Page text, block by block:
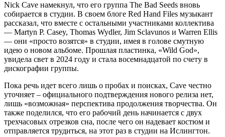
Nick Cave намекнул, что его группа The Bad Seeds вновь
собирается в студии. В своем блоге Red Hand Files музыкант
рассказал, что вместе с остальными участниками коллектива
— Martyn P. Casey, Thomas Wydler, Jim Sclavunos и Warren Ellis
— они «просто возятся» в студии, имея в голове смутную
идею о новом альбоме. Прошлая пластинка, «Wild God»,
увидела свет в 2024 году и стала восемнадцатой по счету в
дискографии группы.
Пока речь идет всего лишь о пробах и поисках, Cave честно
уточняет – официального подтверждения нового релиза нет,
лишь «возможная» перспектива продолжения творчества. Он
также поделился, что его рабочий день начинается с двух
трехчасовых отрезков сна, после чего он надевает костюм и
отправляется трудиться, на этот раз в студии на Ислингтон.